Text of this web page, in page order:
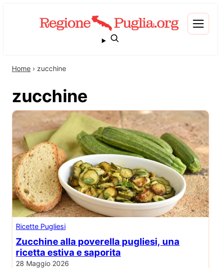
Home › zucchine
zucchine
Ricette Pugliesi
Zucchine alla poverella pugliesi, una
ricetta estiva e saporita
28 Maggio 2026